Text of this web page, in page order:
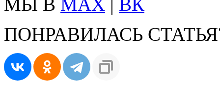
ПОНРАВИЛАСЬ